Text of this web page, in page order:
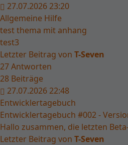
27.07.2026 23:20
Allgemeine Hilfe
test thema mit anhang
test3
Letzter Beitrag von T-Seven
27Antworten
28 Beiträge
27.07.2026 22:48
Entwicklertagebuch
Entwicklertagebuch #002 -
Hallo zusammen, die letzten
Letzter Beitrag von T-Seven